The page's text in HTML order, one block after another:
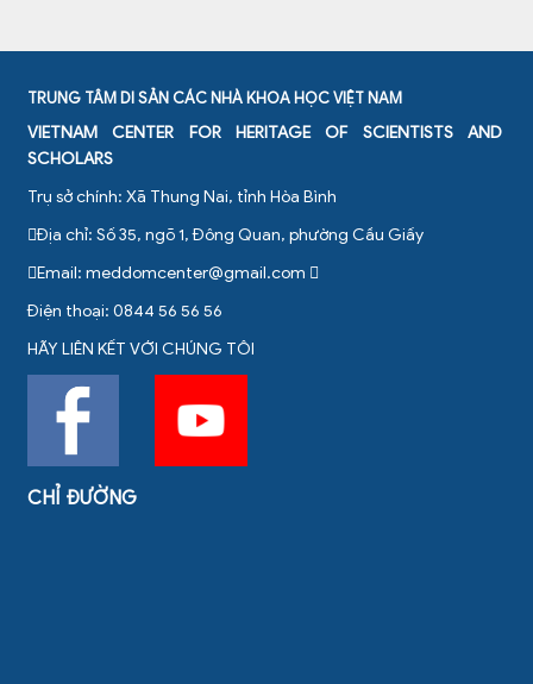
TRUNG TÂM DI SẢN CÁC NHÀ KHOA HỌC VIỆT NAM
VIETNAM CENTER FOR HERITAGE OF SCIENTISTS AND
SCHOLARS
Trụ sở chính: Xã Thung Nai, tỉnh Hòa Bình
Địa chỉ: Số 35, ngõ 1, Đông Quan, phường Cầu Giấy
Email: meddomcenter@gmail.com
Điện thoại: 0844 56 56 56
HÃY LIÊN KẾT VỚI CHÚNG TÔI
CHỈ ĐƯỜNG